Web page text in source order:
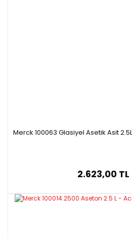
Merck 100063 Glasiyel Asetik Asit
2.623,00 TL